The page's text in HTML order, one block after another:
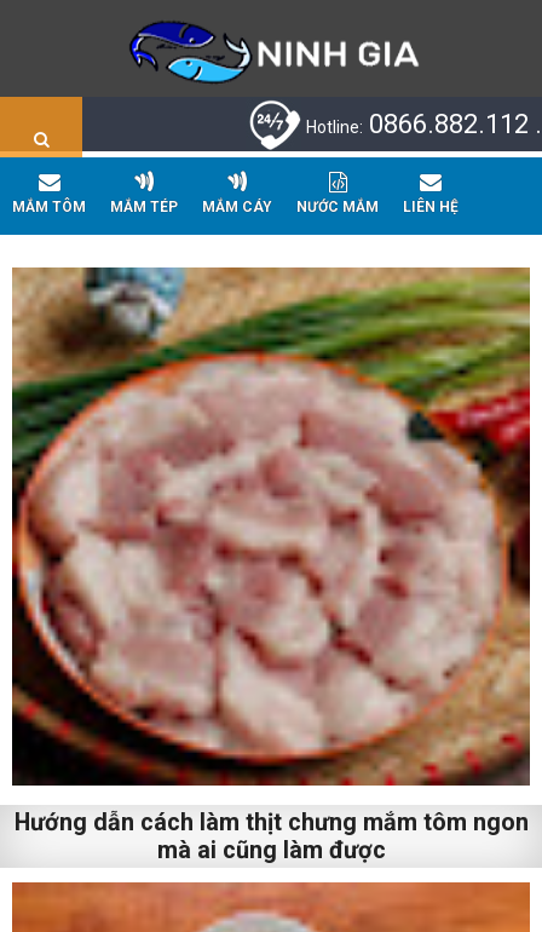
Hotline: 0866.882.112 .
MẮM TÔM MẮM TÉP MẮM CÁY NƯỚC MẮM LIÊN HỆ
Hướng dẫn cách làm thịt chưng mắm tôm ngon
mà ai cũng làm được